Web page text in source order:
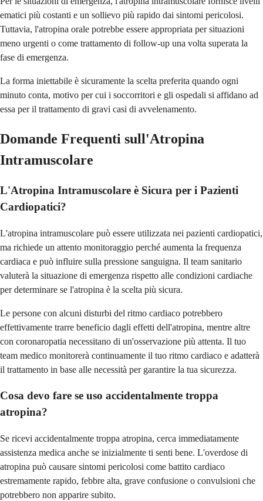
ematici più costanti e un sollievo più rapido dai sintomi pericolosi.
Tuttavia, l'atropina orale potrebbe essere appropriata per situazioni
meno urgenti o come trattamento di follow-up una volta superata la
fase di emergenza.
La forma iniettabile è sicuramente la scelta preferita quando ogni
minuto conta, motivo per cui i soccorritori e gli ospedali si affidano ad
essa per il trattamento di gravi casi di avvelenamento.
Domande Frequenti sull'Atropina
Intramuscolare
L'Atropina Intramuscolare è Sicura per i Pazienti
Cardiopatici?
L'atropina intramuscolare può essere utilizzata nei pazienti cardiopatici,
ma richiede un attento monitoraggio perché aumenta la frequenza
cardiaca e può influire sulla pressione sanguigna. Il team sanitario
valuterà la situazione di emergenza rispetto alle condizioni cardiache
per determinare se l'atropina è la scelta più sicura.
Le persone con alcuni disturbi del ritmo cardiaco potrebbero
effettivamente trarre beneficio dagli effetti dell'atropina, mentre altre
con coronaropatia necessitano di un'osservazione più attenta. Il tuo
team medico monitorerà continuamente il tuo ritmo cardiaco e adatterà
il trattamento in base alle necessità per garantire la tua sicurezza.
Cosa devo fare se uso accidentalmente troppa
atropina?
Se ricevi accidentalmente troppa atropina, cerca immediatamente
assistenza medica anche se inizialmente ti senti bene. L'overdose di
atropina può causare sintomi pericolosi come battito cardiaco
estremamente rapido, febbre alta, grave confusione o convulsioni che
potrebbero non apparire subito.